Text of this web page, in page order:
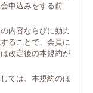
申込みをする前
内容ならびに効力
ることで、会員に
改定後の本規約が
ては、本規約のほ